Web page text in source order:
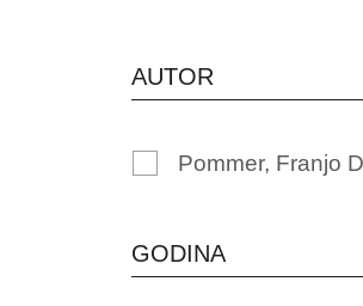
AUTOR
Pommer, Franjo
GODINA